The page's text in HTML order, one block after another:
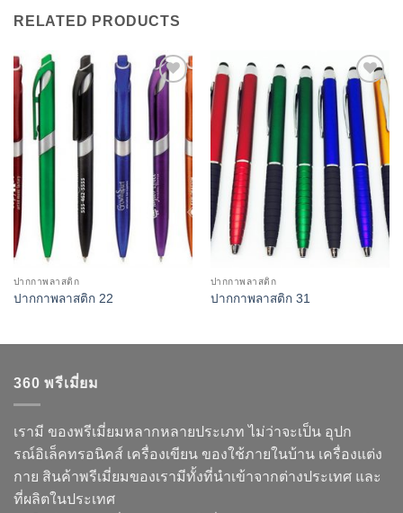
RELATED PRODUCTS
Add to
Wishlist
ปากกาพลาสติก
ปากกาพลาสติก 22
Add to
Wishlist
ปากกาพลาสติก
ปากกาพลาสติก 31
360 พรีเมี่ยม
เรามี ของพรีเมี่ยมหลากหลายประเภท ไม่ว่าจะเป็น อุปก
รณ์อิเล็คทรอนิคส์ เครื่องเขียน ของใช้ภายในบ้าน เครื่องแต่ง
กาย สินค้าพรีเมี่ยมของเรามีทั้งที่นำเข้าจากต่างประเทศ และ
ที่ผลิตในประเทศ